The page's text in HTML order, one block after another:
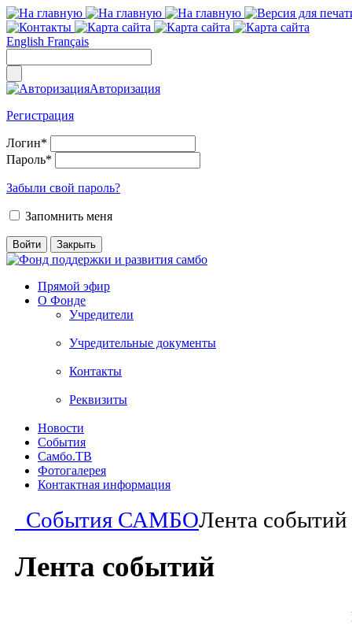
English Français
Авторизация
Регистрация
Логин*
Пароль*
Забыли свой пароль?
Запомнить меня
Прямой эфир
О Фонде
Учредители
Учредительные документы
Контакты
Реквизиты
Новости
События
Самбо.ТВ
Фотогалерея
Контактная информация
События САМБОЛента событий
Лента событий